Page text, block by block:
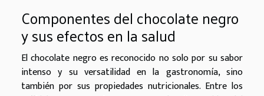
Componentes del chocolate negro
y sus efectos en la salud
El chocolate negro es reconocido no solo por su sabor
intenso y su versatilidad en la gastronomía, sino
también por sus propiedades nutricionales. Entre los